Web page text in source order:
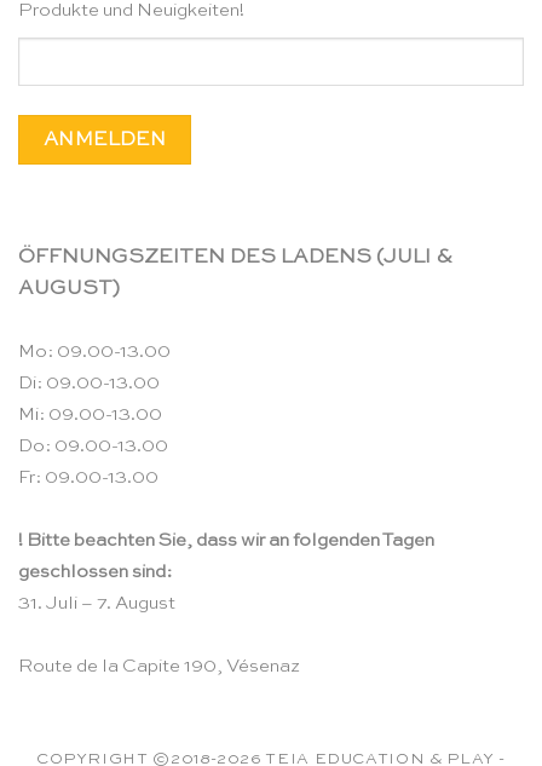
Produkte und Neuigkeiten!
ÖFFNUNGSZEITEN DES LADENS (JULI &
AUGUST)
Mo: 09.00-13.00
Di: 09.00-13.00
Mi: 09.00-13.00
Do: 09.00-13.00
Fr: 09.00-13.00
! Bitte beachten Sie, dass wir an folgenden Tagen
geschlossen sind:
31. Juli – 7. August
Route de la Capite 190, Vésenaz
COPYRIGHT ©2018-2026 TEIA EDUCATION & PLAY -